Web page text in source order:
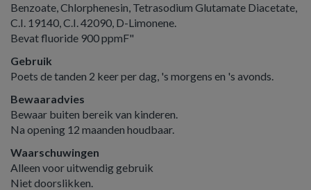
Benzoate, Chlorphenesin, Tetrasodium Glutamate Diacetate,
C.I. 19140, C.I. 42090, D-Limonene.
Bevat fluoride 900 ppmF"
Gebruik
Poets de tanden 2 keer per dag, 's morgens en 's avonds.
Bewaaradvies
Bewaar buiten bereik van kinderen.
Na opening 12 maanden houdbaar.
Waarschuwingen
Alleen voor uitwendig gebruik
Niet doorslikken.